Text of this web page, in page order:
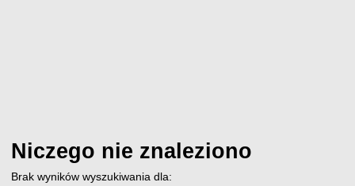
Niczego nie znaleziono
Brak wyników wyszukiwania dla: